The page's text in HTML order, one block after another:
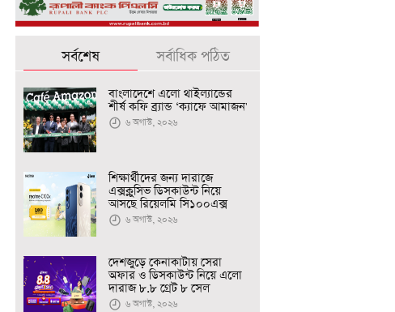
সর্বশেষ সর্বাধিক পঠিত
বাংলাদেশে এলো থাইল্যান্ডের
শীর্ষ কফি ব্র্যান্ড ‘ক্যাফে আমাজন'
৬ অগাস্ট, ২০২৬
শিক্ষার্থীদের জন্য দারাজে
এক্সক্লুসিভ ডিসকাউন্ট নিয়ে
আসছে রিয়েলমি সি১০০এক্স
৬ অগাস্ট, ২০২৬
দেশজুড়ে কেনাকাটায় সেরা
অফার ও ডিসকাউন্ট নিয়ে এলো
দারাজ ৮.৮ গ্রেট ৮ সেল
৬ অগাস্ট, ২০২৬